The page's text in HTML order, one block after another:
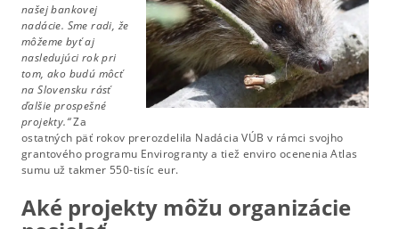
našej bankovej
nadácie. Sme radi, že
môžeme byť aj
nasledujúci rok pri
tom, ako budú môcť
na Slovensku rásť
ďalšie prospešné
projekty.“Za
ostatných päť rokov prerozdelila Nadácia VÚB v rámci svojho
grantového programu Envirogranty a tiež enviro ocenenia Atlas
sumu už takmer 550-tisíc eur.
Aké projekty môžu organizácie